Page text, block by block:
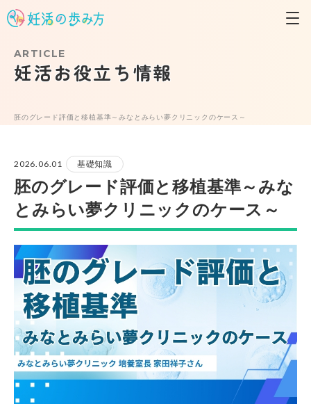
胚のグレード評価と移植基準～みなとみらい夢クリニックのケース～
ARTICLE
妊活お役立ち情報
2026.06.01 基礎知識
胚のグレード評価と移植基準～みな
とみらい夢クリニックのケース～